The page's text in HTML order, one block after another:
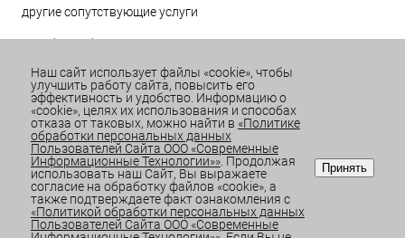
другие сопутствующие услуги
Email:office@sitdv.ru
График работы Пн-Пт: с 9:00 до 18:00 Сб/Вс: Выходной
Наш сайт использует файлы «cookie», чтобы
улучшить работу сайта, повысить его
эффективность и удобство. Информацию о
«cookie», целях их использования и способах
отказа от таковых, можно найти в «Политике
обработки персональных данных
Пользователей Сайта ООО «Современные
Информационные Технологии»». Продолжая
использовать наш Сайт, Вы выражаете
согласие на обработку файлов «cookie», а
также подтверждаете факт ознакомления с
«Политикой обработки персональных данных
Пользователей Сайта ООО «Современные
Принять